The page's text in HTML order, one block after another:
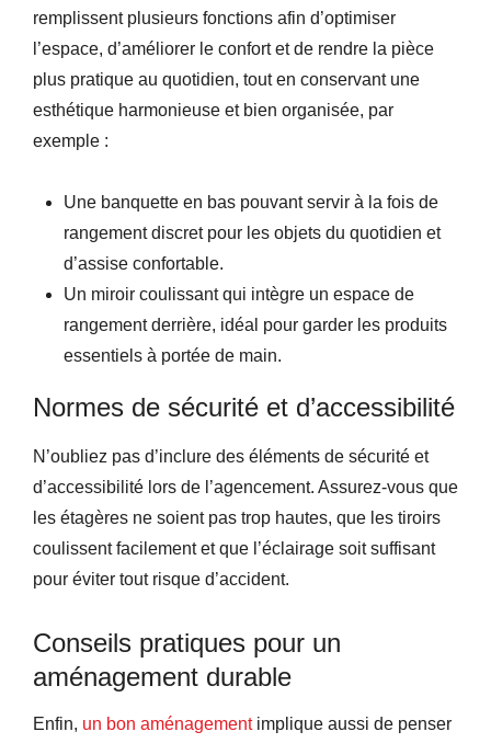
remplissent plusieurs fonctions afin d’optimiser
l’espace, d’améliorer le confort et de rendre la pièce
plus pratique au quotidien, tout en conservant une
esthétique harmonieuse et bien organisée, par
exemple :
Une banquette en bas pouvant servir à la fois de
rangement discret pour les objets du quotidien et
d’assise confortable.
Un miroir coulissant qui intègre un espace de
rangement derrière, idéal pour garder les produits
essentiels à portée de main.
Normes de sécurité et d’accessibilité
N’oubliez pas d’inclure des éléments de sécurité et
d’accessibilité lors de l’agencement. Assurez-vous que
les étagères ne soient pas trop hautes, que les tiroirs
coulissent facilement et que l’éclairage soit suffisant
pour éviter tout risque d’accident.
Conseils pratiques pour un
aménagement durable
Enfin, un bon aménagementimplique aussi de penser